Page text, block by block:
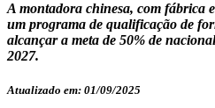
A montadora chinesa, com fábrica
um programa de qualificação de
alcançar a meta de 50% de
2027.
Atualizado em: 01/09/2025